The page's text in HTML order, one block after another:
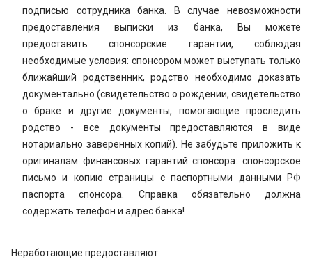
подписью сотрудника банка. В случае невозможности
предоставления выписки из банка, Вы можете
предоставить спонсорские гарантии, соблюдая
необходимые условия: спонсором может выступать только
ближайший родственник, родство необходимо доказать
документально (свидетельство о рождении, свидетельство
о браке и другие документы, помогающие проследить
родство - все документы предоставляются в виде
нотариально заверенных копий). Не забудьте приложить к
оригиналам финансовых гарантий спонсора: спонсорское
письмо и копию страницы с паспортными данными РФ
паспорта спонсора. Справка обязательно должна
содержать телефон и адрес банка!
Неработающие предоставляют: